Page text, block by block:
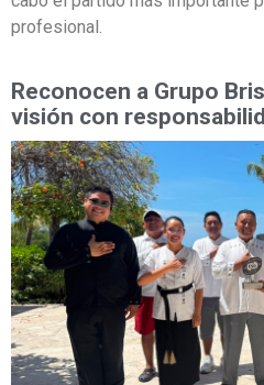
profesional.
Reconocen a Grupo
visión con